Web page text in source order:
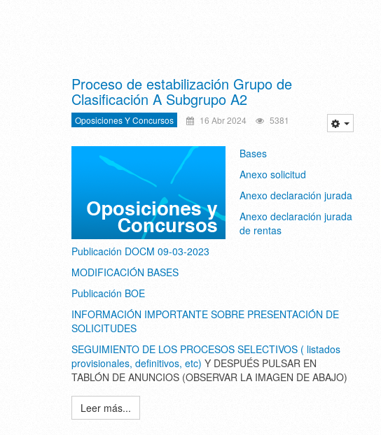
Proceso de estabilización Grupo de
Clasificación A Subgrupo A2
Oposiciones Y Concursos 16 Abr 2024 5381
Bases
Anexo solicitud
Anexo declaración jurada
Anexo declaración jurada
de rentas
Publicación DOCM 09-03-2023
MODIFICACIÓN BASES
Publicación BOE
INFORMACIÓN IMPORTANTE SOBRE PRESENTACIÓN DE
SOLICITUDES
SEGUIMIENTO DE LOS PROCESOS SELECTIVOS ( listados
provisionales, definitivos, etc) Y DESPUÉS PULSAR EN
TABLÓN DE ANUNCIOS (OBSERVAR LA IMAGEN DE ABAJO)
Leer más...